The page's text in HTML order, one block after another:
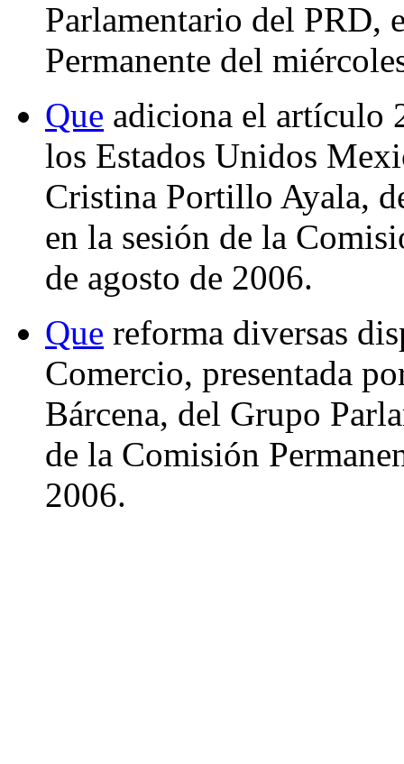
Parlamentario del PRD,
Permanente del
Que adiciona el artículo
los Estados Unidos
Cristina Portillo Ayala,
en la sesión de la
de agosto de 2006.
Que reforma diversas
Comercio, presentada
Bárcena, del Grupo
de la Comisión
2006.